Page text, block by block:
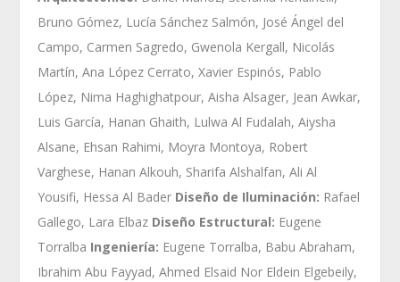
Bruno Gómez, Lucía Sánchez Salmón, José Ángel del
Campo, Carmen Sagredo, Gwenola Kergall, Nicolás
Martín, Ana López Cerrato, Xavier Espinós, Pablo
López, Nima Haghighatpour, Aisha Alsager, Jean Awkar,
Luis García, Hanan Ghaith, Lulwa Al Fudalah, Aiysha
Alsane, Ehsan Rahimi, Moyra Montoya, Robert
Varghese, Hanan Alkouh, Sharifa Alshalfan, Ali Al
Yousifi, Hessa Al Bader Diseño de Iluminación: Rafael
Gallego, Lara Elbaz Diseño Estructural: Eugene
Torralba Ingeniería: Eugene Torralba, Babu Abraham,
Ibrahim Abu Fayyad, Ahmed Elsaid Nor Eldein Elgebeily,